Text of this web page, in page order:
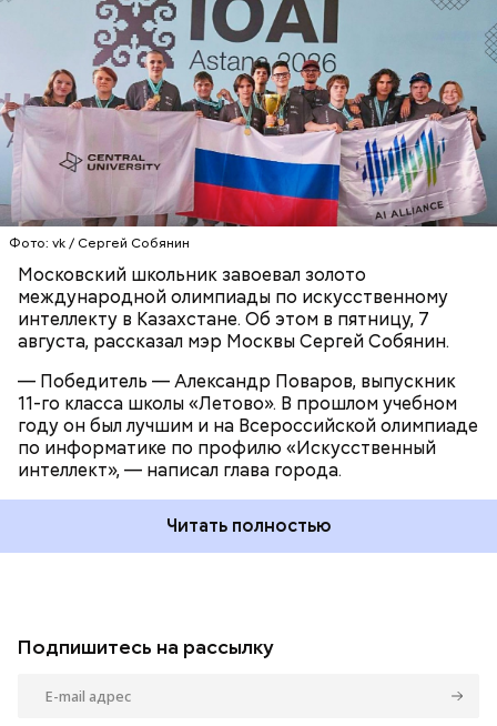
Фото: vk / Сергей Собянин
Московский школьник завоевал золото
международной олимпиады по искусственному
интеллекту в Казахстане. Об этом в пятницу, 7
августа, рассказал мэр Москвы Сергей Собянин.
— Победитель — Александр Поваров, выпускник
11-го класса школы «Летово». В прошлом учебном
году он был лучшим и на Всероссийской олимпиаде
по информатике по профилю «Искусственный
интеллект», — написал глава города.
В соревнованиях участвовали 465 участников из
более чем 100 стран. Россию представляли восемь
человек. Всего сборная завоевала семь золотых
медалей и одну бронзовую.
Читать полностью
МОСКВА СЕРГЕЙ СОБЯНИН
ОЛИМПИАДЫ
ШКОЛЫ
Подпишитесь на рассылку